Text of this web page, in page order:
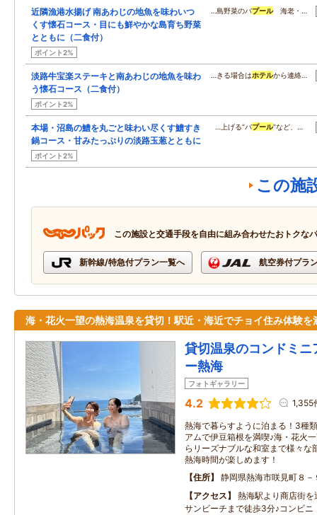
近隣漁港水揚げ 南あわじの地魚を味わいつ
くす懐石コース・目にも鮮やかな島育ち野菜
とともに（二食付）
ポイント2%
…島野菜のバプール海老・…
淡路牛宝楽ステーキと南あわじの地魚を味わ
う懐石コース（二食付）
ポイント2%
…きる場合はホテルから連絡…
本場・沼島の鱧を丸ごと味わい尽くす鱧すき
鍋コース・甘みたっぷりの淡路玉葱とともに
ポイント2%
…上げる“バプール”など、…
この施
この施設と交通手段を自由に組み合わせたおトクな
新幹線/特急付プラン一覧へ 航空券付プラ
海・花火一望の熱海温泉を貸切！駅近・海近でチョイ住み体験を
貸切温泉のコンドミ
ー熱海
フォトギャラリー
4.2 1,355
熱海で暮らすように泊まる！3種
アムで伊豆箱根を満喫♪海・花火
らリーズナブルな和室まで様々な
熱海時間が楽しめます！
住所
静岡県熱海市咲見町８－
アクセス
熱海駅より商店街
サンビーチまで徒歩3分♪コンビニ